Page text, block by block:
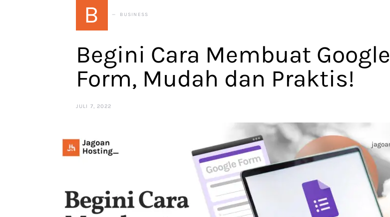
B BUSINESS
Begini Cara Membuat Google
Form, Mudah dan Praktis!
JULI 7, 2022